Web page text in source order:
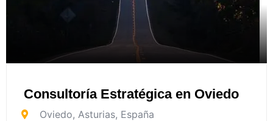
Consultoría Estratégica en Oviedo
Oviedo, Asturias, España